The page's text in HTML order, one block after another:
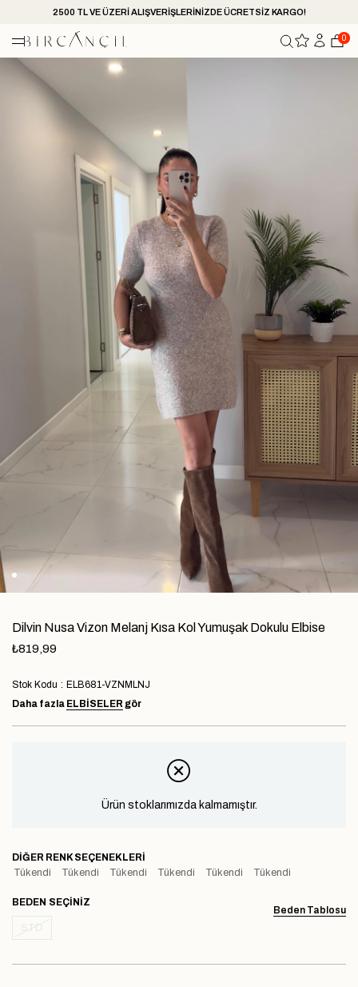
2500 TL VE ÜZERİ ALIŞVERİŞLERİNİZDE ÜCRETSİZ KARGO!
0
Dilvin Nusa Vizon Melanj Kısa Kol Yumuşak Dokulu Elbise
₺819,99
Stok Kodu
ELB681-VZNMLNJ
Daha fazla ELBİSELER gör
Ürün stoklarımızda kalmamıştır.
DIĞER RENK SEÇENEKLERI
Tükendi
Tükendi Tükendi Tükendi Tükendi Tükendi
Beden Tablosu
BEDEN